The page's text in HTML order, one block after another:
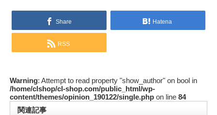
Share Hatena
RSS
Warning: Attempt to read property "show_author" on bool in
/home/clshop/cl-shop.com/public_html/wp-
content/themes/opinion_190122/single.php on line 84
関連記事